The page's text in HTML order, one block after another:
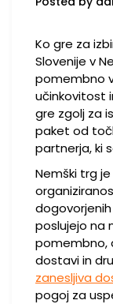
Ko gre za
Slovenije v
pomembno
učinkovitost
gre zgolj za
paket od
partnerja, ki
Nemški trg
poslujejo na
pomembno,
dostavi in
zanesljiva
pogoj za